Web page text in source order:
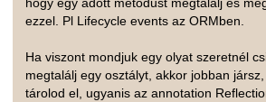
hogy egy adott metódust megtalálj és
ezzel. Pl Lifecycle events az ORMben.
Ha viszont mondjuk egy olyat szeretnél
megtalálj egy osztályt, akkor jobban
tárolod el, ugyanis az annotation